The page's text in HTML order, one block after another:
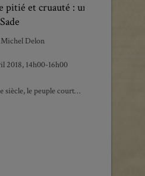
et cruauté : une
Michel Delon
2018, 14h00-16h00
siècle, le peuple court…